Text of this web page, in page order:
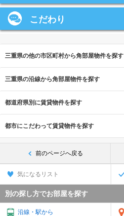
こだわり
三重県の他の市区町村から角部屋物件を探す
三重県の沿線から角部屋物件を探す
都道府県別に賃貸物件を探す
都市にこだわって賃貸物件を探す
前のページへ戻る
気になるリスト
別の探し方でお部屋を探す
沿線・駅から